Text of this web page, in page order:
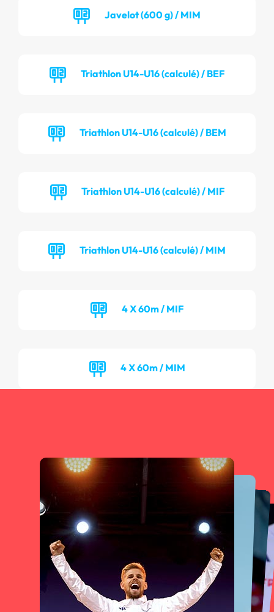
Javelot (600 g) / MIM
Triathlon U14-U16 (calculé) / BEF
Triathlon U14-U16 (calculé) / BEM
Triathlon U14-U16 (calculé) / MIF
Triathlon U14-U16 (calculé) / MIM
4 X 60m / MIF
4 X 60m / MIM